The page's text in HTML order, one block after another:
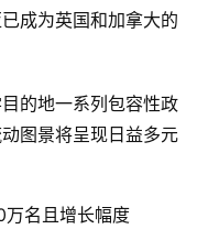
成为英国和加拿大的
的地一系列包容性政
图景将呈现日益多元
名且增长幅度